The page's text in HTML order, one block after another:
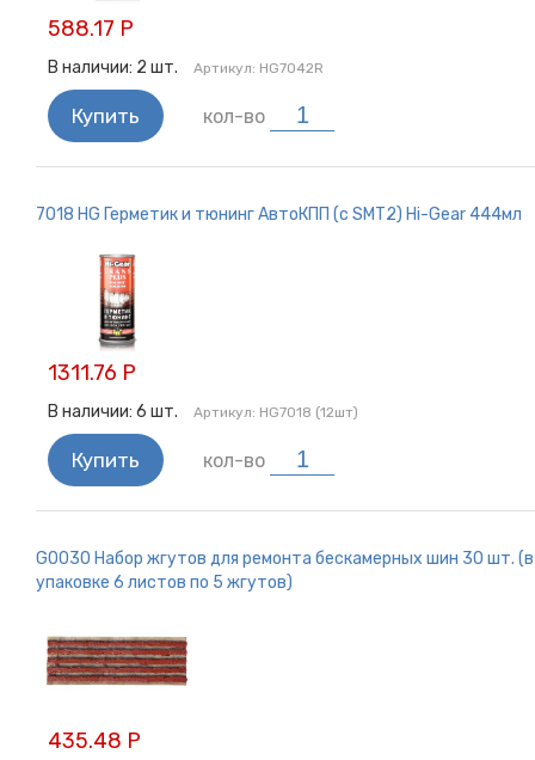
588.17 Р
В наличии: 2 шт. Артикул: HG7042R
Купить кол-во
7018 HG Герметик и тюнинг АвтоКПП (с SMT2) Hi-Gear 444мл
1311.76 Р
В наличии: 6 шт. Артикул: HG7018 (12шт)
Купить кол-во
G0030 Набор жгутов для ремонта бескамерных шин 30 шт. (в
упаковке 6 листов по 5 жгутов)
435.48 Р